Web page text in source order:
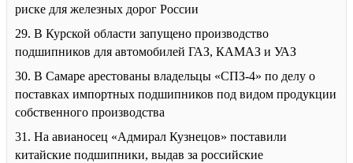
риске для железных дорог России
29. В Курской области запущено производство
подшипников для автомобилей ГАЗ, КАМАЗ и УАЗ
30. В Самаре арестованы владельцы «СПЗ-4» по делу о
поставках импортных подшипников под видом продукции
собственного производства
31. На авианосец «Адмирал Кузнецов» поставили
китайские подшипники, выдав за российские